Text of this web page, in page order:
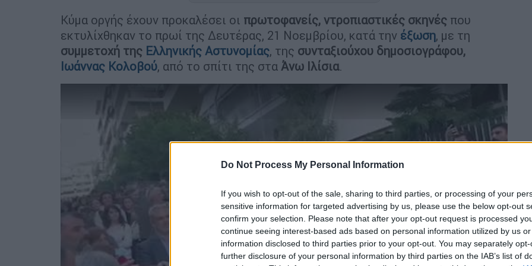
Do Not Process My Personal Information
If you wish to opt-out of the sale, sharing to third parties, or processing of your
sensitive information for targeted advertising by us, please use the below opt-out
confirm your selection. Please note that after your opt-out request is processed
continue seeing interest-based ads based on personal information utilized by us
information disclosed to third parties prior to your opt-out. You may separately
further disclosure of your personal information by third parties on the IAB’s list of
Κύμα οργής έχουν προκαλέσει οι πρωτοφανείς, ντροπιαστικές σκηνές που
εκτυλίχθηκαν το πρωί της Δευτέρας, 21 Νοεμβρίου, κατά την έξωση, με τη
συμμετοχή της Ελληνικής Αστυνομίας, της συνταξιούχου δημοσιογράφου,
Ιωάννας Κολοβού, από το σπίτι της στα Άνω Ιλίσια.
video